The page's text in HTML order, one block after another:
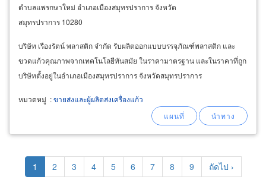
ตำบลแพรกษาใหม่ อำเภอเมืองสมุทรปราการ จังหวัด
สมุทรปราการ 10280
บริษัท เรืองรัตน์ พลาสติก จำกัด รับผลิตออกแบบบรรจุภัณฑ์พลาสติก และ
ขวดแก้วคุณภาพจากเทคโนโลยีทันสมัย ในราคามาตรฐาน และในราคาที่ถูก
บริษัทตั้งอยู่ในอำเภอเมืองสมุทรปราการ จังหวัดสมุทรปราการ
หมวดหมู่ :ขายส่งและผู้ผลิตส่งเครื่องแก้ว
Pagination
Current
page
1 Page
2 Page
3 Page
4 Page
5 Page
6 Page
7 Page
8 Page
9
Next
page
ถัดไป ›